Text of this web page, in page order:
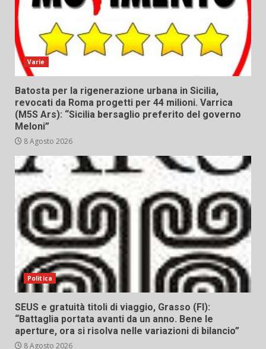
Varie
Batosta per la rigenerazione urbana in Sicilia,
revocati da Roma progetti per 44 milioni. Varrica
(M5S Ars): “Sicilia bersaglio preferito del governo
Meloni”
8 Agosto 2026
Politica
SEUS e gratuità titoli di viaggio, Grasso (FI):
“Battaglia portata avanti da un anno. Bene le
aperture, ora si risolva nelle variazioni di bilancio”
8 Agosto 2026